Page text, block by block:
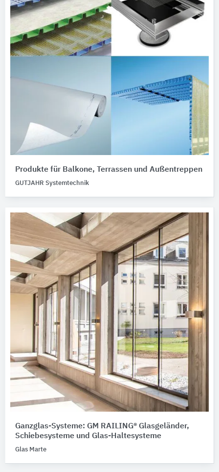
Produkte für Balkone, Terrassen und Außentreppen
GUTJAHR Systemtechnik
Ganzglas-Systeme: GM RAILING® Glasgeländer,
Schiebesysteme und Glas-Haltesysteme
Glas Marte